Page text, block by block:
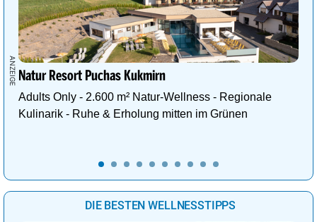
Natur Resort Puchas Kukmirn
Adults Only - 2.600 m² Natur-Wellness - Regionale
Kulinarik - Ruhe & Erholung mitten im Grünen
DIE BESTEN WELLNESSTIPPS